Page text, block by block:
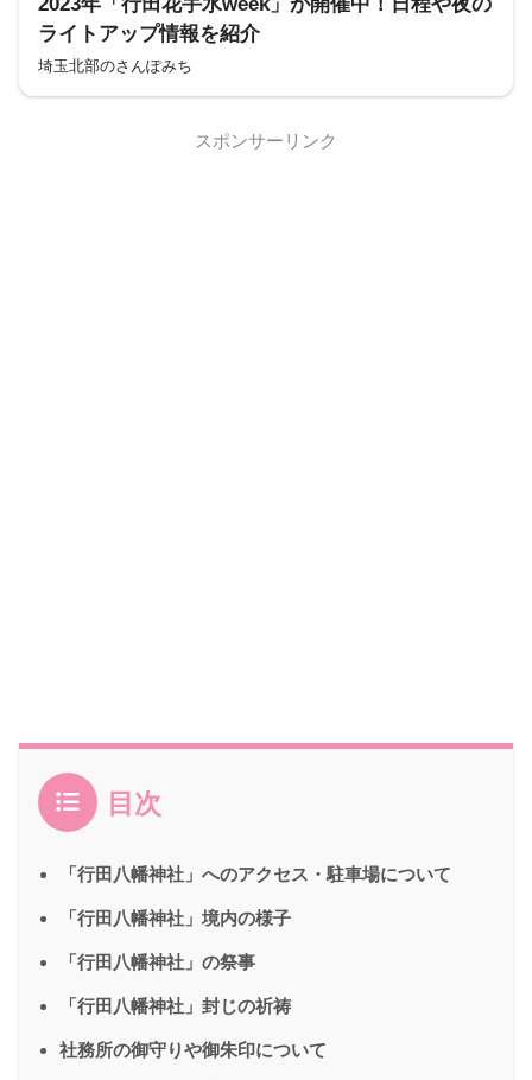
2023年「行田花手水week」が開催中！日程や夜の
ライトアップ情報を紹介
埼玉北部のさんぽみち
スポンサーリンク
目次
「行田八幡神社」へのアクセス・駐車場について
「行田八幡神社」境内の様子
「行田八幡神社」の祭事
「行田八幡神社」封じの祈祷
社務所の御守りや御朱印について